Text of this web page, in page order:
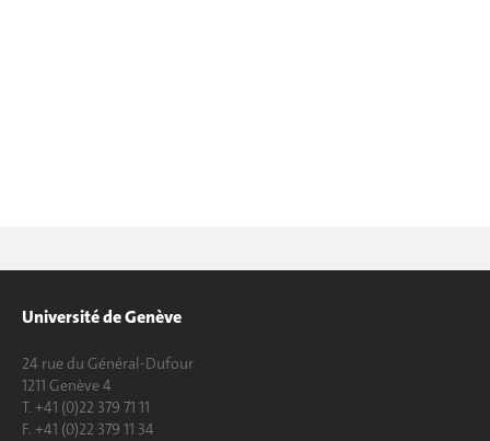
Université de Genève
24 rue du Général-Dufour
1211 Genève 4
T. +41 (0)22 379 71 11
F. +41 (0)22 379 11 34